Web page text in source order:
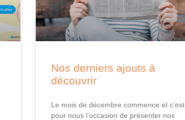
Nos derniers ajouts à
découvrir
Le mois de décembre commence et c’est
pour nous l’occasion de présenter nos